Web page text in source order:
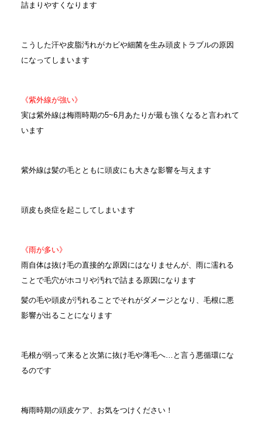
詰まりやすくなります
こうした汗や皮脂汚れがカビや細菌を生み頭皮トラブルの原因
になってしまいます
《紫外線が強い》
実は紫外線は梅雨時期の5~6月あたりが最も強くなると言われて
います
紫外線は髪の毛とともに頭皮にも大きな影響を与えます
頭皮も炎症を起こしてしまいます
《雨が多い》
雨自体は抜け毛の直接的な原因にはなりませんが、雨に濡れる
ことで毛穴がホコリや汚れで詰まる原因になります
髪の毛や頭皮が汚れることでそれがダメージとなり、毛根に悪
影響が出ることになります
毛根が弱って来ると次第に抜け毛や薄毛へ…と言う悪循環にな
るのです
梅雨時期の頭皮ケア、お気をつけください！